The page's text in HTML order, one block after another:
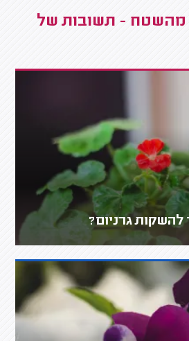
מהשטח - תשובות של
להשקות גרניום?